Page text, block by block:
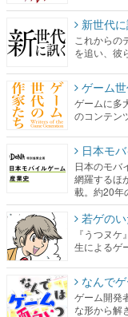
新世代に
これからの
を追い、彼
ゲーム
ゲームに多
のコンテン
日本モ
日本のモバ
網羅するほ
載。約20年
若ゲの
『うつヌ
生によるゲ
なんで
ゲーム開発
な形から解